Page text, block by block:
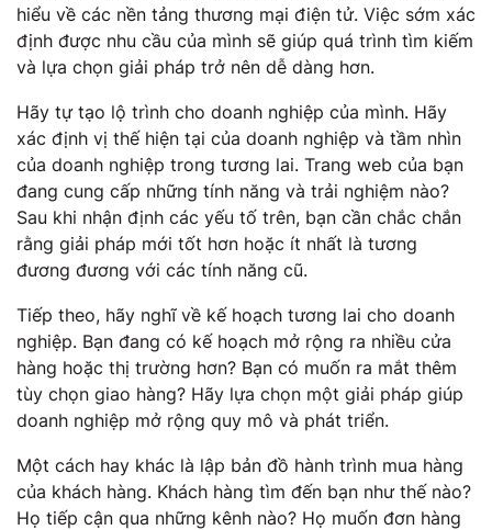
hiểu về các nền tảng thương mại điện tử. Việc sớm xác
định được nhu cầu của mình sẽ giúp quá trình tìm kiếm
và lựa chọn giải pháp trở nên dễ dàng hơn.
Hãy tự tạo lộ trình cho doanh nghiệp của mình. Hãy
xác định vị thế hiện tại của doanh nghiệp và tầm nhìn
của doanh nghiệp trong tương lai. Trang web của bạn
đang cung cấp những tính năng và trải nghiệm nào?
Sau khi nhận định các yếu tố trên, bạn cần chắc chắn
rằng giải pháp mới tốt hơn hoặc ít nhất là tương
đương đương với các tính năng cũ.
Tiếp theo, hãy nghĩ về kế hoạch tương lai cho doanh
nghiệp. Bạn đang có kế hoạch mở rộng ra nhiều cửa
hàng hoặc thị trường hơn? Bạn có muốn ra mắt thêm
tùy chọn giao hàng? Hãy lựa chọn một giải pháp giúp
doanh nghiệp mở rộng quy mô và phát triển.
Một cách hay khác là lập bản đồ hành trình mua hàng
của khách hàng. Khách hàng tìm đến bạn như thế nào?
Họ tiếp cận qua những kênh nào? Họ muốn đơn hàng